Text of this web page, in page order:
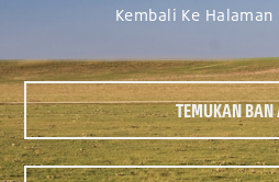
Kembali Ke Halaman
TEMUKAN